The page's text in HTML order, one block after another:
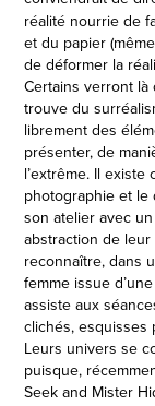
réalité nourrie de
et du papier
de déformer la
Certains verront là
trouve du
librement des
présenter, de
l’extrême. Il
photographie et le
son atelier avec
abstraction de
reconnaître, dans
femme issue d’une
assiste aux
clichés,
Leurs univers se
puisque,
Seek and Mister